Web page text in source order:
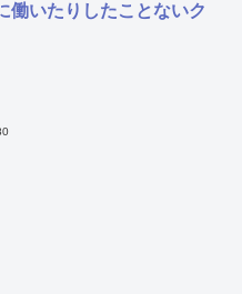
働いたりしたことないク